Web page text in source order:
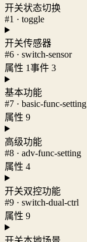
开关状态切换
#1 · toggle
开关传感器
#6 · switch-sensor
属性 1事件 3
基本功能
#7 · basic-func-setting
属性 9
高级功能
#8 · adv-func-setting
属性 4
开关双控功能
#9 · switch-dual-ctrl
属性 9